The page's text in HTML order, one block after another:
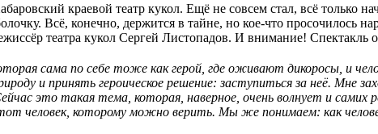
краевой театр кукол. Ещё не совсем стал, всё только
Всё, конечно, держится в тайне, но кое-что просочилось
театра кукол Сергей Листопадов. И внимание!
сама по себе тоже как герой, где оживают дикоросы, и
и принять героическое решение: заступиться за неё. Мне
это такая тема, которая, наверное, очень волнует и самих
человек, которому можно верить. Мы же понимаем: как